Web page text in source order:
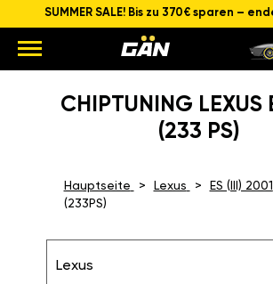
SUMMER SALE! Bis zu 370€ sparen –
CHIPTUNING LEXUS
(233 PS)
Hauptseite Lexus ES (III) 2001
(233PS)
Lexus